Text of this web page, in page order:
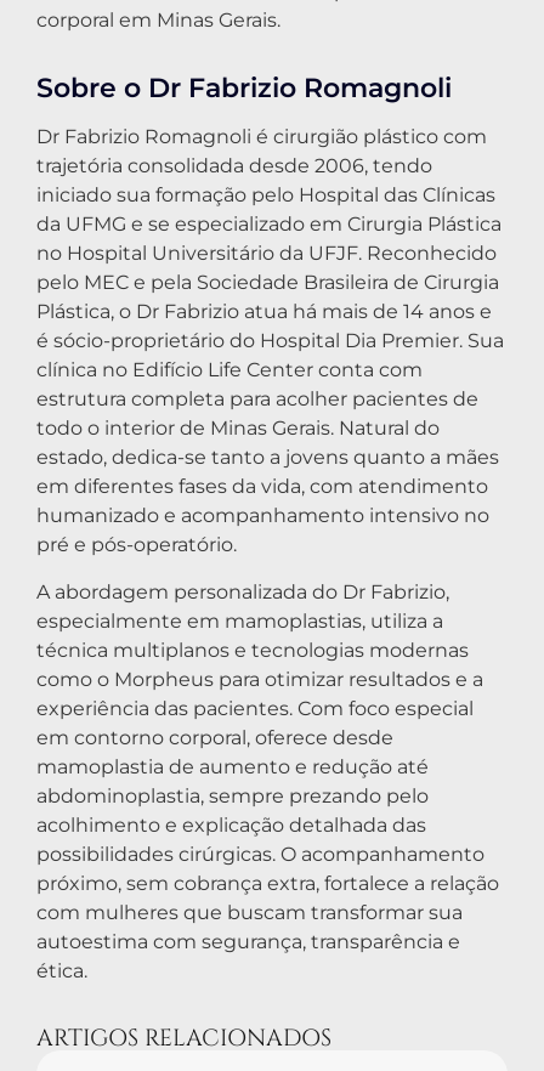
corporal em Minas Gerais.
Sobre o Dr Fabrizio Romagnoli
Dr Fabrizio Romagnoli é cirurgião plástico com
trajetória consolidada desde 2006, tendo
iniciado sua formação pelo Hospital das Clínicas
da UFMG e se especializado em Cirurgia Plástica
no Hospital Universitário da UFJF. Reconhecido
pelo MEC e pela Sociedade Brasileira de Cirurgia
Plástica, o Dr Fabrizio atua há mais de 14 anos e
é sócio-proprietário do Hospital Dia Premier. Sua
clínica no Edifício Life Center conta com
estrutura completa para acolher pacientes de
todo o interior de Minas Gerais. Natural do
estado, dedica-se tanto a jovens quanto a mães
em diferentes fases da vida, com atendimento
humanizado e acompanhamento intensivo no
pré e pós-operatório.
A abordagem personalizada do Dr Fabrizio,
especialmente em mamoplastias, utiliza a
técnica multiplanos e tecnologias modernas
como o Morpheus para otimizar resultados e a
experiência das pacientes. Com foco especial
em contorno corporal, oferece desde
mamoplastia de aumento e redução até
abdominoplastia, sempre prezando pelo
acolhimento e explicação detalhada das
possibilidades cirúrgicas. O acompanhamento
próximo, sem cobrança extra, fortalece a relação
com mulheres que buscam transformar sua
autoestima com segurança, transparência e
ética.
ARTIGOS RELACIONADOS